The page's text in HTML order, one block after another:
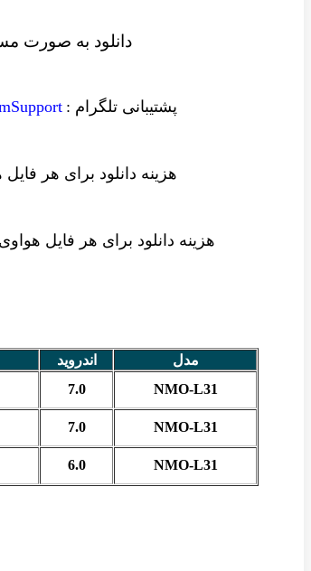
دانلود به صورت
پشتیبانی تلگرام :
هزینه دانلود برای هر فایل
هزینه دانلود برای هر فایل هواوی
مدل اندروید
NMO-L31
7.0
NMO-L31
7.0
NMO-L31
6.0